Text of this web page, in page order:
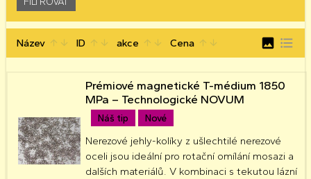
Název arrow_upward arrow_downward ID arrow_upward arrow_downward akce arrow_upward arrow_downward Cena arrow_upward arrow_downward image format_list_bulleted
Náš tip Nové
Prémiové magnetické T-médium 1850
MPa – Technologické NOVUM
Nerezové jehly-kolíky z ušlechtilé nerezové
oceli jsou ideální pro rotační omílání mosazi a
dalších materiálů. V kombinaci s tekutou lázní